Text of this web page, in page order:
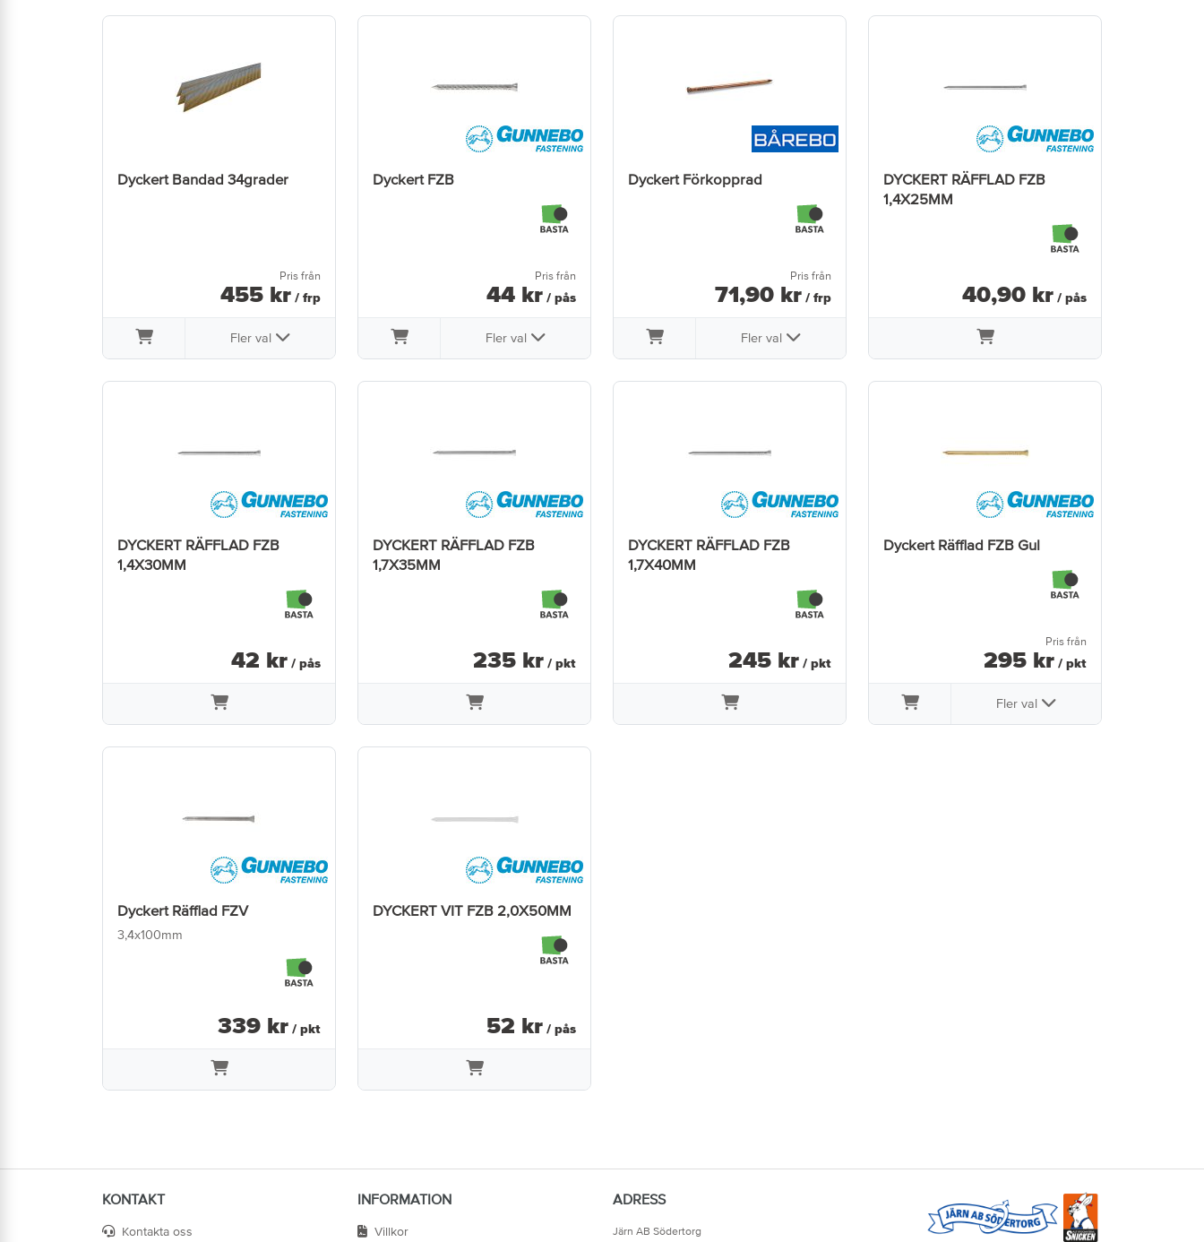
Dyckert Bandad 34grader
Pris från
455 kr / frp
Fler val
Dyckert FZB
Pris från
44 kr / pås
Fler val
Dyckert Förkopprad
Pris från
71,90 kr / frp
Fler val
DYCKERT RÄFFLAD FZB
1,4X25MM
40,90 kr / pås
DYCKERT RÄFFLAD FZB
1,4X30MM
42 kr / pås
DYCKERT RÄFFLAD FZB
1,7X35MM
235 kr / pkt
DYCKERT RÄFFLAD FZB
1,7X40MM
245 kr / pkt
Dyckert Räfflad FZB Gul
Pris från
295 kr / pkt
Fler val
Dyckert Räfflad FZV
3,4x100mm
339 kr / pkt
DYCKERT VIT FZB 2,0X50MM
52 kr / pås
KONTAKT
Kontakta oss
INFORMATION
Villkor
ADRESS
Järn AB Södertorg